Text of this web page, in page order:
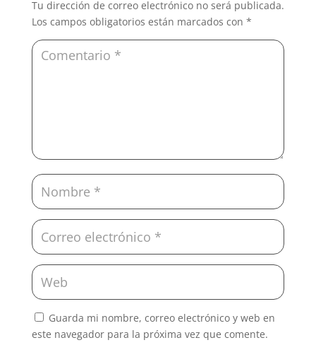
Tu dirección de correo electrónico no será publicada.
Los campos obligatorios están marcados con *
Guarda mi nombre, correo electrónico y web en
este navegador para la próxima vez que comente.